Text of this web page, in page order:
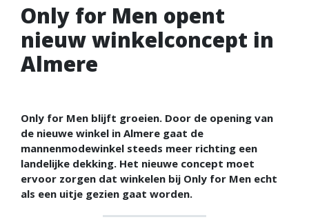
Only for Men opent
nieuw winkelconcept in
Almere
Only for Men blijft groeien. Door de opening van
de nieuwe winkel in Almere gaat de
mannenmodewinkel steeds meer richting een
landelijke dekking. Het nieuwe concept moet
ervoor zorgen dat winkelen bij Only for Men echt
als een uitje gezien gaat worden.